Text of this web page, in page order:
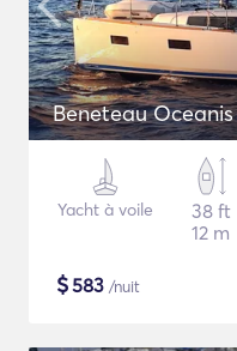
Beneteau
Yacht à voile
38 ft
12 m
$583 /nuit